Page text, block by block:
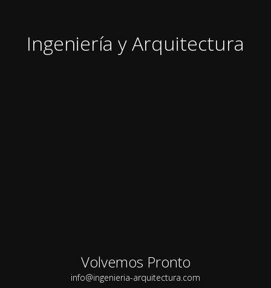
Ingeniería y Arquitectura
Volvemos Pronto
info@ingenieria-arquitectura.com